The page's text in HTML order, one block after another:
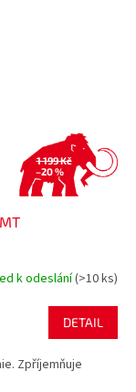
1 199 Kč
–20 %
k odeslání(>10 ks)
DETAIL
Zpříjemňuje